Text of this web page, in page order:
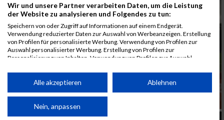
Wir und unsere Partner verarbeiten Daten, um die Leistung
der Website zu analysieren und Folgendes zu tun:
Speichern von oder Zugriff auf Informationen auf einem Endgerät.
Verwendung reduzierter Daten zur Auswahl von Werbeanzeigen. Erstellung
von Profilen für personalisierte Werbung. Verwendung von Profilen zur
Auswahl personalisierter Werbung. Erstellung von Profilen zur
Personalisierung von Inhalten. Verwendung von Profilen zur Auswahl
Performance von Inhalten. Analyse von Zielgruppen durch Statistiken oder
Kombinationen von Daten aus verschiedenen Quellen. Entwicklung und
von Inhalten.
Daten können außerhalb der Europäischen Union weitergegeben und in die
Alle akzeptieren Ablehnen
Nein, anpassen